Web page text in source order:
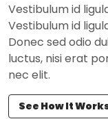
Vestibulum id
Vestibulum id
Donec sed odio
luctus, nisi erat
nec elit.
See How It